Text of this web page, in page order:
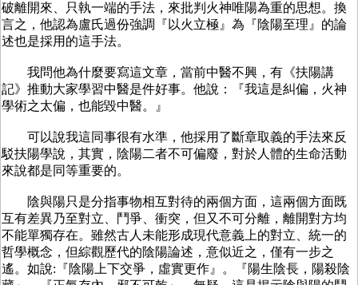
破離開來、只執一端的手法，來批判火神唯陽為重的思想。換
言之，他認為盧氏過份強調『以火立極』為『陰陽至理』的論
述也是採用的這手法。
我問他為什麼要寫這文章，當前中醫不興，有《扶陽講
記》推動大家學習中醫是件好事。他說：『我這是糾偏，火神
學術之太偏，也能毀中醫。』
可以說我這同事很有水準，他採用了斷章取義的手法來反
駁扶陽學說，其實，陰陽二者不可偏廢，對於人體的生命活動
來說都是同等重要的。
陰與陽只是分指事物相互對待的兩個方面，這兩個方面既
互有差異乃至對立、鬥爭、衝突，但又不可分離，離開對方均
不能單獨存在。雖然古人未能形成現代意義上的對立、統一的
哲學概念，但綜觀歷代的陰陽論述，意似近之，僅有一步之
遙。如說:『陰陽上下交爭，虛實更作』。『陽生陰長，陽殺陰